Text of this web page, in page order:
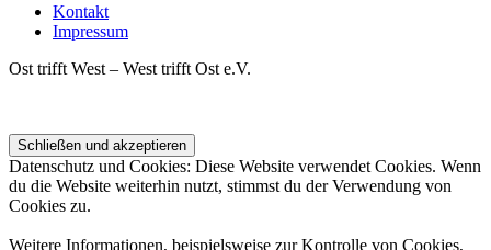
Kontakt
Impressum
Ost trifft West – West trifft Ost e.V.
Datenschutz und Cookies: Diese Website verwendet Cookies. Wenn
du die Website weiterhin nutzt, stimmst du der Verwendung von
Cookies zu.
Weitere Informationen, beispielsweise zur Kontrolle von Cookies,